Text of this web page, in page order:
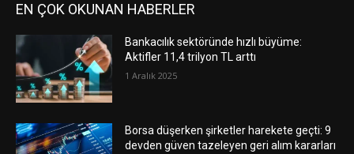
EN ÇOK OKUNAN HABERLER
Bankacılık sektöründe hızlı büyüme:
Aktifler 11,4 trilyon TL arttı
1 Aralık 2025
Borsa düşerken şirketler harekete geçti: 9
devden güven tazeleyen geri alım kararları